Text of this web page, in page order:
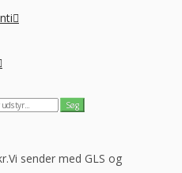
Vi sender med GLS og